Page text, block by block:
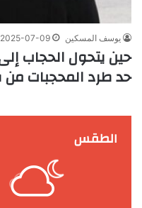
يوسف المسكين 2025-07-09
حين يتحول الحجاب
حد طرد المحجبات
الطقس